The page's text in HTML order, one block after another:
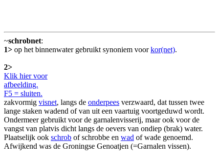
~schrobnet:
1> op het binnenwater gebruikt synoniem voorkor(net).
2>
Klik hier voor
afbeelding.
F5 = sluiten.
zakvormig visnet, langs de onderpees verzwaard, dat tussen twee
lange staken wadend of van uit een vaartuig voortgeduwd wordt.
Ondermeer gebruikt voor de garnalenvisserij, maar ook voor de
vangst van platvis dicht langs de oevers van ondiep (brak) water.
Plaatselijk ook schrob of schrobbe en wad of wade genoemd.
Afwijkend was de Groningse Genoatjen (=Garnalen vissen).